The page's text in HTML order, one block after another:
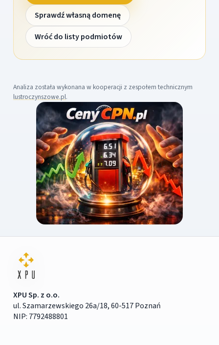
Sprawdź własną domenę
Wróć do listy podmiotów
Analiza została wykonana w kooperacji z zespołem technicznym
lustroczynszowe.pl.
XPU Sp. z o.o.
ul. Szamarzewskiego 26a/18, 60-517 Poznań
NIP: 7792488801